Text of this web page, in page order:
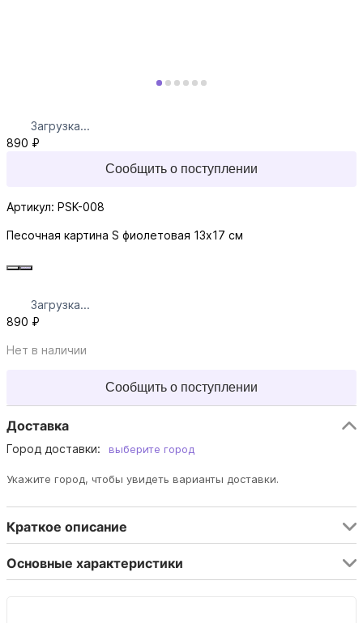
Загрузка...
890 ₽
Сообщить о поступлении
Артикул: PSK-008
Песочная картина S фиолетовая 13х17 см
Загрузка...
890 ₽
Нет в наличии
Сообщить о поступлении
Доставка
Город доставки: выберите город
Укажите город, чтобы увидеть варианты доставки.
Краткое описание
Основные характеристики